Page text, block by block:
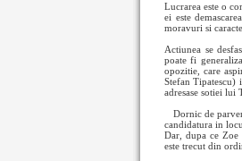
Lucrarea este o
ei este
moravuri si
Actiunea se
poate fi
opozitie, care
Stefan Tipatescu)
adresase sotiei lui
Dornic de
candidatura in
Dar, dupa ce Zoe
este trecut din